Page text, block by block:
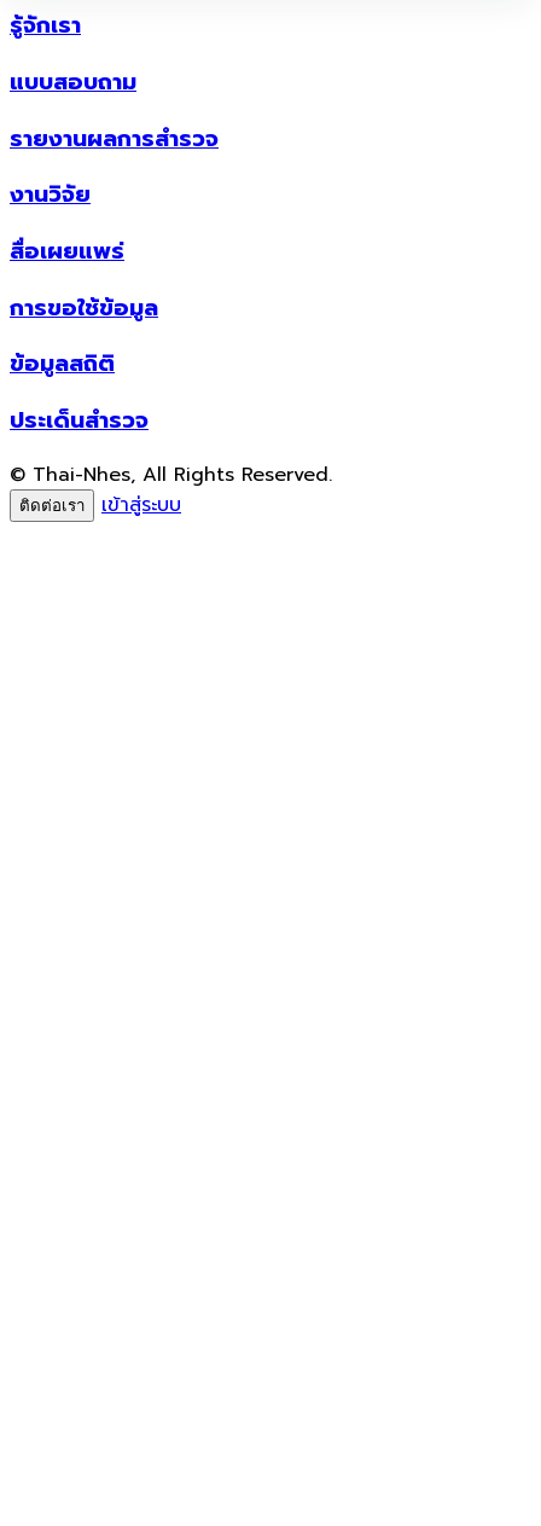
รู้จักเรา
แบบสอบถาม
รายงานผลการสำรวจ
งานวิจัย
สื่อเผยแพร่
การขอใช้ข้อมูล
ข้อมูลสถิติ
ประเด็นสำรวจ
© Thai-Nhes, All Rights Reserved.
ติดต่อเรา เข้าสู่ระบบ